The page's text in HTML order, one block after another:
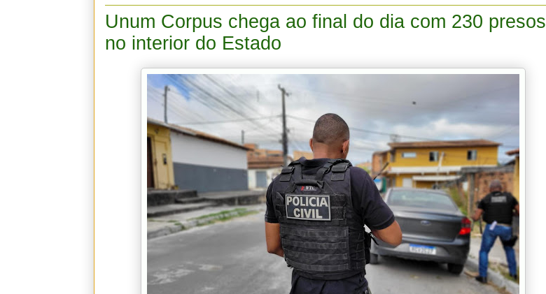
Unum Corpus chega ao final do dia com 230 presos
no interior do Estado